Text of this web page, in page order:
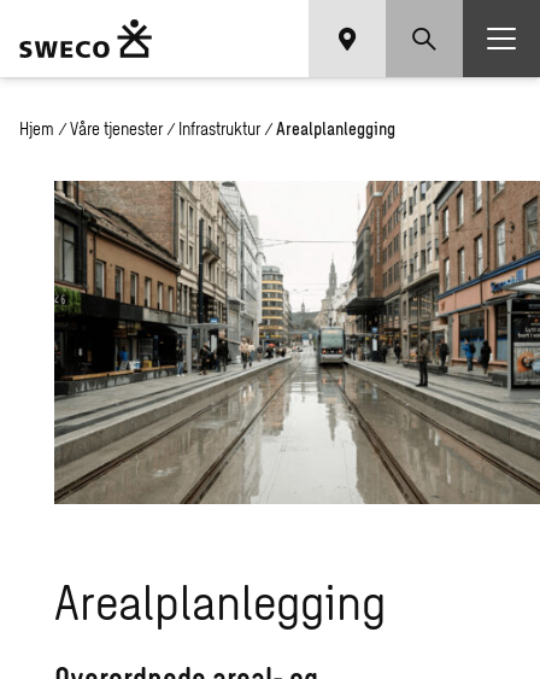
Hjem / Våre tjenester / Infrastruktur / Arealplanlegging
Arealplanlegging